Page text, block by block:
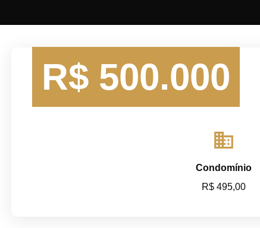
R$ 500.000
domain
Condomínio
R$ 495,00